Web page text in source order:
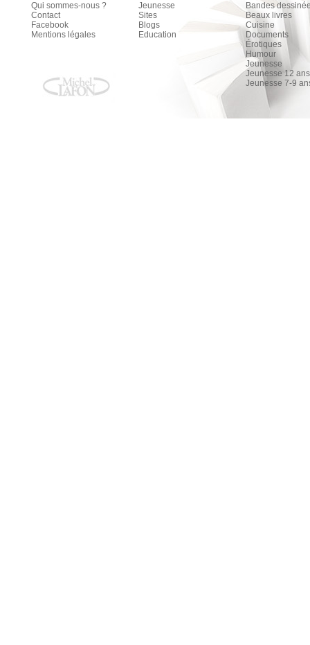
Qui sommes-nous ?
Contact
Facebook
Mentions légales
Jeunesse
Sites
Blogs
Education
Bandes
Beaux livres
Cuisine
Documents
Érotiques
Humour
Jeunesse
Jeunesse 12
Jeunesse 7-9